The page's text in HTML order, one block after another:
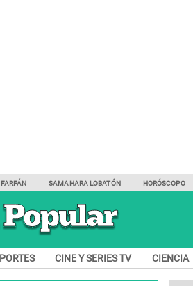
SAMAHARA LOBATÓN HORÓSCOPO
CINE Y SERIES TV CIENCIA